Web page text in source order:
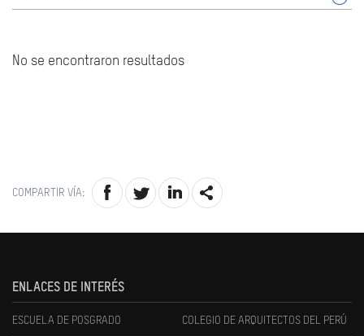
No se encontraron resultados
COMPARTIR VÍA:
ENLACES DE INTERÉS
ESCUELA DE POSGRADO COLEGIO DE ARQUITECTOS DEL PERÚ